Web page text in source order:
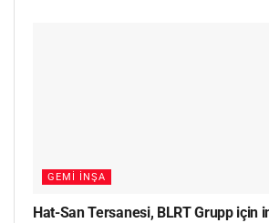
GEMI İNŞA
Hat-San Tersanesi, BLRT Grupp için